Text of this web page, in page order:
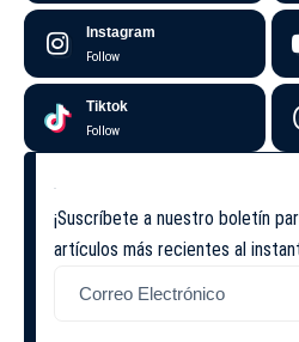
Instagram
Follow
Tiktok
Follow
¡Suscríbete a nuestro boletín
artículos más recientes al